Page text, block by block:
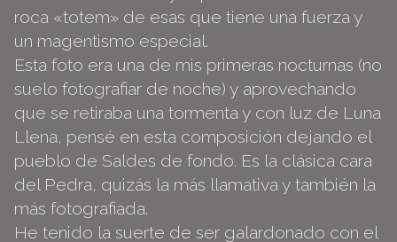
roca «totem» de esas que tiene una fuerza y
un magentismo especial.
Esta foto era una de mis primeras nocturnas (no
suelo fotografiar de noche) y aprovechando
que se retiraba una tormenta y con luz de Luna
Llena, pensé en esta composición dejando el
pueblo de Saldes de fondo. Es la clásica cara
del Pedra, quizás la más llamativa y también la
más fotografiada.
He tenido la suerte de ser galardonado con el